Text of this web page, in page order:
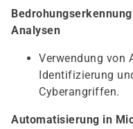
Analysen
Verwendung von
Identifizierung
Cyberangriffen.
Automatisierung in